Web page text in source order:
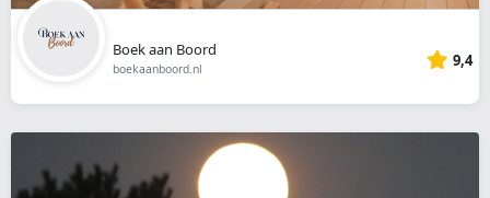
Boek aan Boord
boekaanboord.nl 9,4